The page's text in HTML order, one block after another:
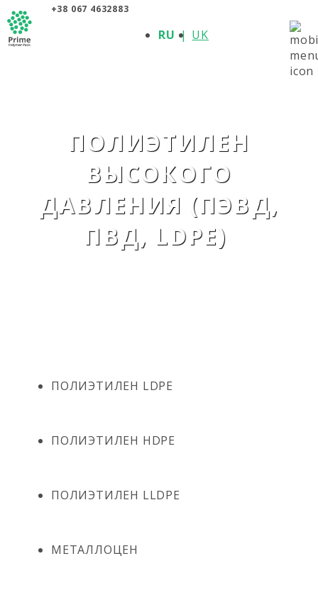
+38 067 4632883
RU UK
ПОЛИЭТИЛЕН
ВЫСОКОГО
ДАВЛЕНИЯ (ПЭВД,
ПВД, LDPE)
ПОЛИЭТИЛЕН LDPE
ПОЛИЭТИЛЕН HDPE
ПОЛИЭТИЛЕН LLDPE
МЕТАЛЛОЦЕН
О КОМПАНИИ
ПРОДУКЦИЯ